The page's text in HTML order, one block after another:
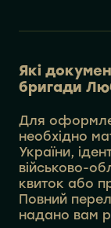
Які
бригади
Для
необхідно
України,
військово-
квиток або
Повний
надано вам